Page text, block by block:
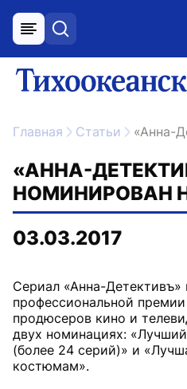
меню поиск
Главная Статьи «Анна-
«АННА-
НОМИНИРОВАН
03.03.2017
Сериал «Анна-
профессиональной
продюсеров кино и
двух номинациях:
(более 24 серий)» и
костюмам».